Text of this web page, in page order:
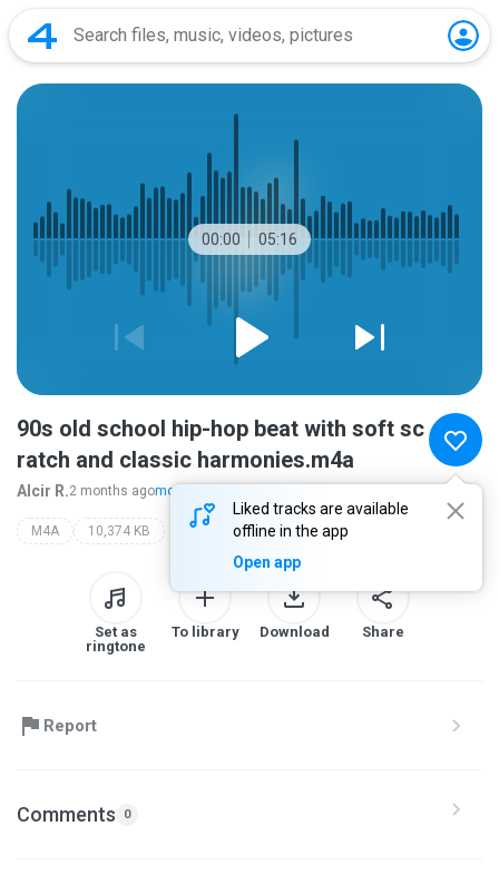
00:00 05:16
Liked tracks are available
offline in the app
Open app
90s old school hip-hop beat with soft sc
ratch and classic harmonies.m4a
Alcir R.2 months agomore...
M4A 10,374 KB
Set as
ringtone
To library Download Share
Report
Comments 0